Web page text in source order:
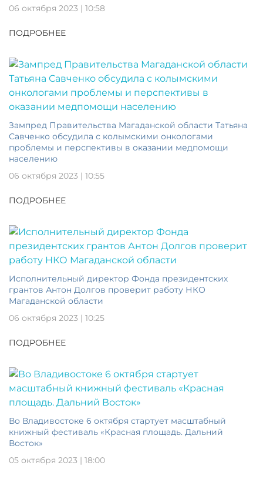
06 октября 2023 | 10:58
ПОДРОБНЕЕ
Зампред Правительства Магаданской области Татьяна
Савченко обсудила с колымскими онкологами
проблемы и перспективы в оказании медпомощи
населению
06 октября 2023 | 10:55
ПОДРОБНЕЕ
Исполнительный директор Фонда президентских
грантов Антон Долгов проверит работу НКО
Магаданской области
06 октября 2023 | 10:25
ПОДРОБНЕЕ
Во Владивостоке 6 октября стартует масштабный
книжный фестиваль «Красная площадь. Дальний
Восток»
05 октября 2023 | 18:00